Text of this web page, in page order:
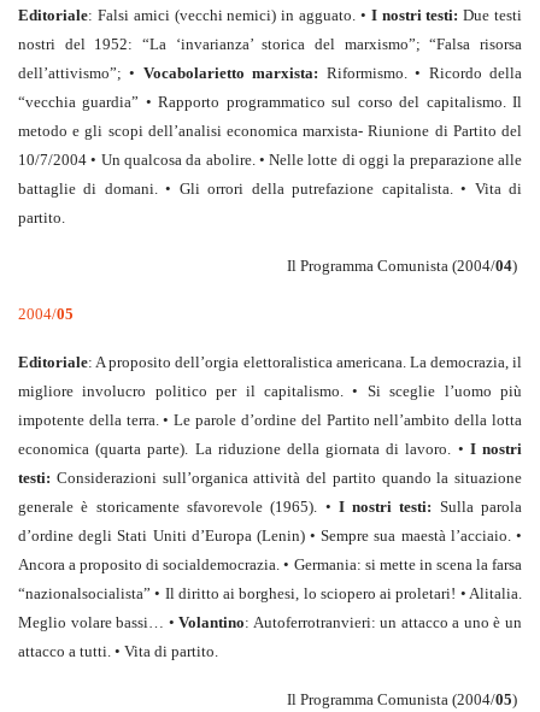
Editoriale: Falsi amici (vecchi nemici) in agguato. • I nostri testi: Due testi
nostri del 1952: “La ‘invarianza’ storica del marxismo”; “Falsa risorsa
dell’attivismo”; • Vocabolarietto marxista: Riformismo. • Ricordo della
“vecchia guardia” • Rapporto programmatico sul corso del capitalismo. Il
metodo e gli scopi dell’analisi economica marxista- Riunione di Partito del
10/7/2004 • Un qualcosa da abolire. • Nelle lotte di oggi la preparazione alle
battaglie di domani. • Gli orrori della putrefazione capitalista. • Vita di
partito.
Il Programma Comunista (2004/04)
2004/05
Editoriale: A proposito dell’orgia elettoralistica americana. La democrazia, il
migliore involucro politico per il capitalismo. • Si sceglie l’uomo più
impotente della terra. • Le parole d’ordine del Partito nell’ambito della lotta
economica (quarta parte). La riduzione della giornata di lavoro. • I nostri
testi: Considerazioni sull’organica attività del partito quando la situazione
generale è storicamente sfavorevole (1965). • I nostri testi: Sulla parola
d’ordine degli Stati Uniti d’Europa (Lenin) • Sempre sua maestà l’acciaio. •
Ancora a proposito di socialdemocrazia. • Germania: si mette in scena la farsa
“nazionalsocialista” • Il diritto ai borghesi, lo sciopero ai proletari! • Alitalia.
Meglio volare bassi… •Volantino: Autoferrotranvieri: un attacco a uno è un
attacco a tutti. • Vita di partito.
Il Programma Comunista (2004/05)